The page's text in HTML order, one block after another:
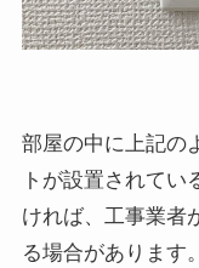
部屋の中に上記の
トが設置されて
ければ、工事業者
る場合があります。